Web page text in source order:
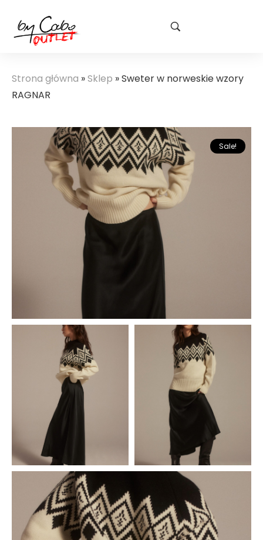
Strona główna »Sklep »Sweter w norweskie wzory
RAGNAR
Sale!